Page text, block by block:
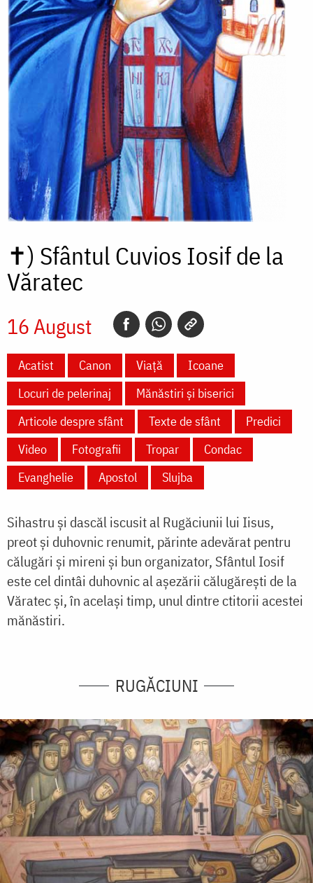
✝) Sfântul Cuvios Iosif de la
Văratec
16 August
Acatist Canon Viață
Icoane
Locuri de pelerinaj
Mănăstiri și biserici
Articole despre sfânt
Texte de sfânt
Predici
Video
Fotografii Tropar
Condac
Evanghelie
Apostol Slujba
Sihastru și dascăl iscusit al Rugăciunii lui Iisus,
preot și duhovnic renumit, părinte adevărat pentru
călugări și mireni și bun organizator, Sfântul Iosif
este cel dintâi duhovnic al așezării călugărești de la
Văratec și, în același timp, unul dintre ctitorii acestei
mănăstiri.
RUGĂCIUNI